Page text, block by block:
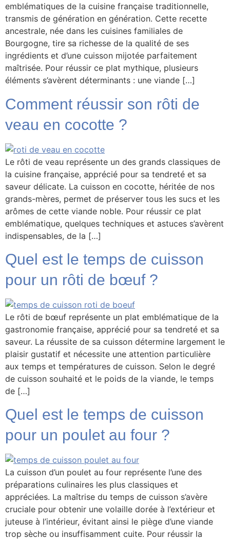
emblématiques de la cuisine française traditionnelle,
transmis de génération en génération. Cette recette
ancestrale, née dans les cuisines familiales de
Bourgogne, tire sa richesse de la qualité de ses
ingrédients et d’une cuisson mijotée parfaitement
maîtrisée. Pour réussir ce plat mythique, plusieurs
éléments s’avèrent déterminants : une viande […]
Comment réussir son rôti de
veau en cocotte ?
Le rôti de veau représente un des grands classiques de
la cuisine française, apprécié pour sa tendreté et sa
saveur délicate. La cuisson en cocotte, héritée de nos
grands-mères, permet de préserver tous les sucs et les
arômes de cette viande noble. Pour réussir ce plat
emblématique, quelques techniques et astuces s’avèrent
indispensables, de la […]
Quel est le temps de cuisson
pour un rôti de bœuf ?
Le rôti de bœuf représente un plat emblématique de la
gastronomie française, apprécié pour sa tendreté et sa
saveur. La réussite de sa cuisson détermine largement le
plaisir gustatif et nécessite une attention particulière
aux temps et températures de cuisson. Selon le degré
de cuisson souhaité et le poids de la viande, le temps
de […]
Quel est le temps de cuisson
pour un poulet au four ?
La cuisson d’un poulet au four représente l’une des
préparations culinaires les plus classiques et
appréciées. La maîtrise du temps de cuisson s’avère
cruciale pour obtenir une volaille dorée à l’extérieur et
juteuse à l’intérieur, évitant ainsi le piège d’une viande
trop sèche ou insuffisamment cuite. Pour réussir la